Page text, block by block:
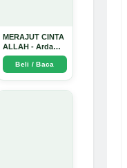
MERAJUT CINTA
ALLAH - Arda
Dinata
Beli / Baca